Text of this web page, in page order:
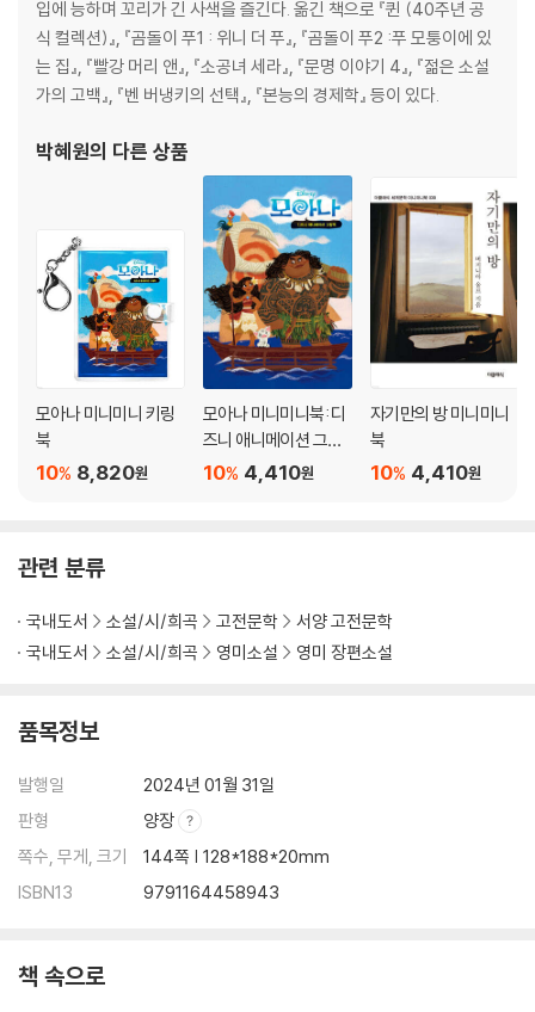
입에 능하며 꼬리가 긴 사색을 즐긴다. 옮긴 책으로 『퀸 (40주년 공
식 컬렉션)』, 『곰돌이 푸1 : 위니 더 푸』, 『곰돌이 푸2 :푸 모퉁이에 있
는 집』, 『빨강 머리 앤』, 『소공녀 세라』, 『문명 이야기 4』, 『젊은 소설
가의 고백』, 『벤 버냉키의 선택』, 『본능의 경제학』 등이 있다.
박혜원의 다른 상품
모아나 미니미니 키링
북
8,820원
10%
모아나 미니미니북: 디
즈니 애니메이션 그림
책 (한글판)
4,410원
10%
자기만의 방 미니미니
북
4,410원
10%
관련 분류
국내도서 소설/시/희곡 고전문학
서양 고전문학
국내도서
소설/시/희곡 영미소설 영미 장편소설
품목정보
발행일
2024년 01월 31일
판형
양장
쪽수, 무게, 크기
144쪽 | 128*188*20mm
ISBN13
9791164458943
책 속으로